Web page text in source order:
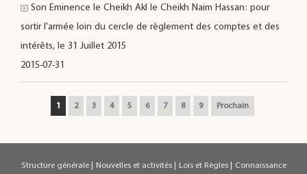
Son Eminence le Cheikh Akl le Cheikh Naim Hassan: pour
sortir l'armée loin du cercle de règlement des comptes et des
intérêts, le 31 Juillet 2015
2015-07-31
1 2 3 4 5 6 7 8 9 Prochain
Structure générale | Nouvelles et activités | Lois et Règles | Connaissance